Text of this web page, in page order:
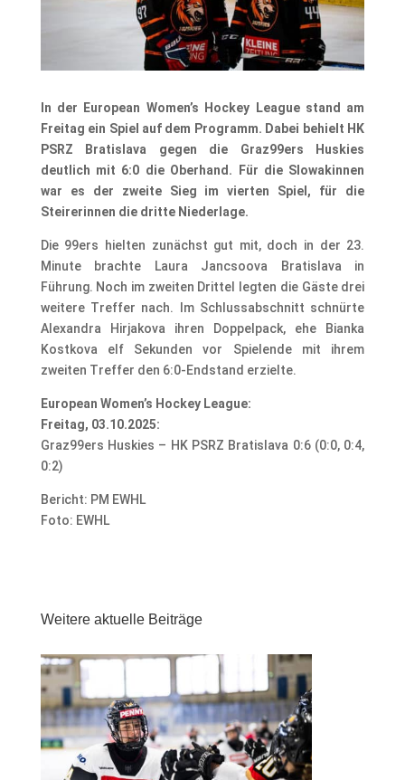
In der European Women’s Hockey League stand am
Freitag ein Spiel auf dem Programm. Dabei behielt HK
PSRZ Bratislava gegen die Graz99ers Huskies
deutlich mit 6:0 die Oberhand. Für die Slowakinnen
war es der zweite Sieg im vierten Spiel, für die
Steirerinnen die dritte Niederlage.
Die 99ers hielten zunächst gut mit, doch in der 23.
Minute brachte Laura Jancsoova Bratislava in
Führung. Noch im zweiten Drittel legten die Gäste drei
weitere Treffer nach. Im Schlussabschnitt schnürte
Alexandra Hirjakova ihren Doppelpack, ehe Bianka
Kostkova elf Sekunden vor Spielende mit ihrem
zweiten Treffer den 6:0-Endstand erzielte.
European Women’s Hockey League:
Freitag, 03.10.2025:
Graz99ers Huskies – HK PSRZ Bratislava 0:6 (0:0, 0:4,
0:2)
Bericht: PM EWHL
Foto: EWHL
Weitere aktuelle Beiträge